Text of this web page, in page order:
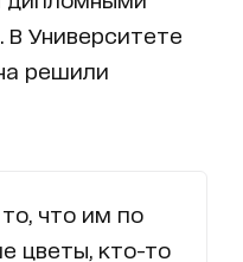
В Университете
решили
что им по
цветы, кто-то